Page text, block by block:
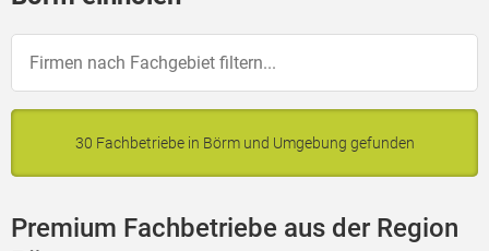
30 Fachbetriebe in Börm und Umgebung gefunden
Premium Fachbetriebe aus der Region